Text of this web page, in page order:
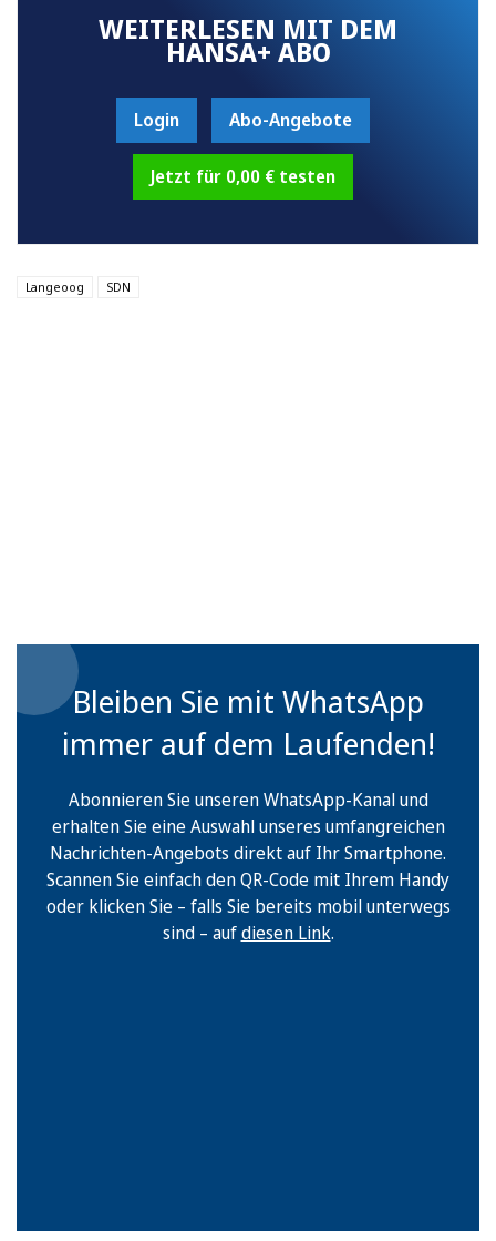
WEITERLESEN MIT DEM
HANSA+ ABO
Login Abo-Angebote
Jetzt für 0,00 € testen
Langeoog SDN
Bleiben Sie mit WhatsApp
immer auf dem Laufenden!
Abonnieren Sie unseren WhatsApp-Kanal und
erhalten Sie eine Auswahl unseres umfangreichen
Nachrichten-Angebots direkt auf Ihr Smartphone.
Scannen Sie einfach den QR-Code mit Ihrem Handy
oder klicken Sie – falls Sie bereits mobil unterwegs
sind – aufdiesen Link.